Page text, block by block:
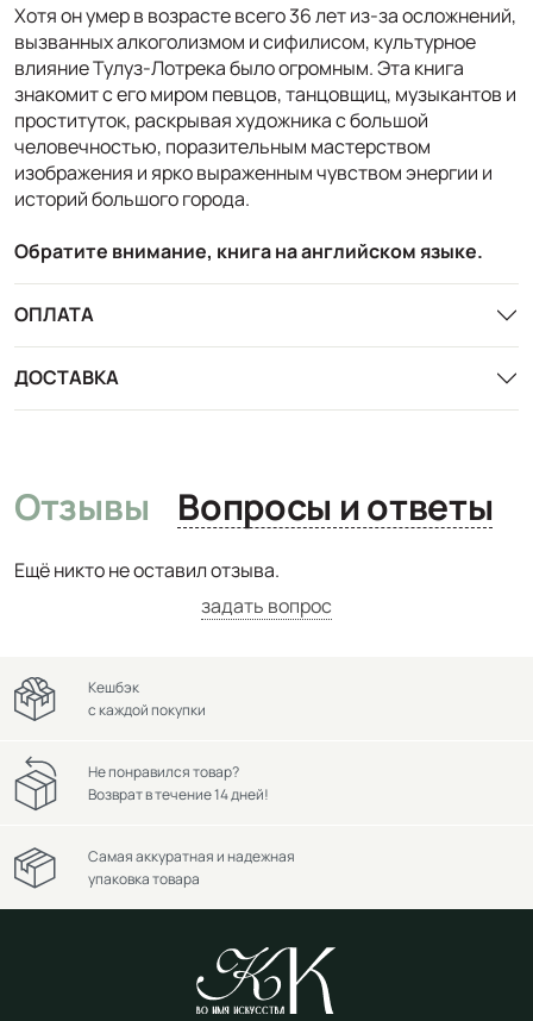
Хотя он умер в возрасте всего 36 лет из-за осложнений,
вызванных алкоголизмом и сифилисом, культурное
влияние Тулуз-Лотрека было огромным.Эта книга
знакомит с его миром певцов, танцовщиц, музыкантов и
проституток, раскрывая художника сбольшой
человечностью, поразительным мастерством
изображения и ярко выраженным чувством энергии и
историй большого города.
Обратите внимание, книга на английском языке.
ОПЛАТА
ДОСТАВКА
Отзывы Вопросы и ответы
Ещё никто не оставил отзыва.
задать вопрос
Кешбэк
с каждой покупки
Не понравился товар?
Возврат в течение 14 дней!
Самая аккуратная и надежная
упаковка товара